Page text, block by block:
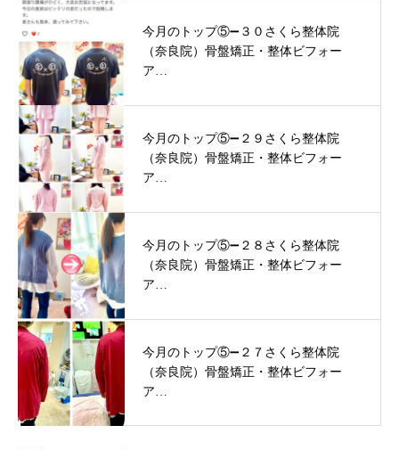
今月のトップ⑤➖３０さくら整体院
（奈良院）骨盤矯正・整体ビフォー
ア…
今月のトップ⑤➖２９さくら整体院
（奈良院）骨盤矯正・整体ビフォー
ア…
今月のトップ⑤➖２８さくら整体院
（奈良院）骨盤矯正・整体ビフォー
ア…
今月のトップ⑤➖２７さくら整体院
（奈良院）骨盤矯正・整体ビフォー
ア…